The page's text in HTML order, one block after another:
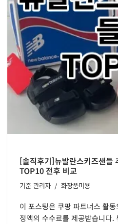
[솔직후기]뉴발란스키즈샌들
TOP10 전후 비교
기준 관리자 화장품미용
이 포스팅은 쿠팡 파트너스 활
정액의 수수료를 제공받습니다.